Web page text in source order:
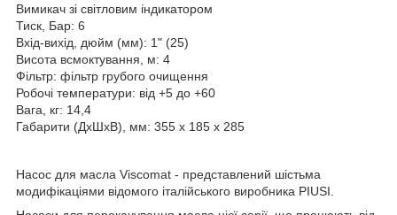
Вимикач зі світловим індикатором
Тиск, Бар: 6
Вхід-вихід, дюйм (мм): 1" (25)
Висота всмоктування, м: 4
Фільтр: фільтр грубого очищення
Робочі температури: від +5 до +60
Вага, кг: 14,4
Габарити (ДхШхВ), мм: 355 х 185 х 285
Насос для масла Viscomat - представлений шістьма
модифікаціями відомого італійського виробника PIUSI.